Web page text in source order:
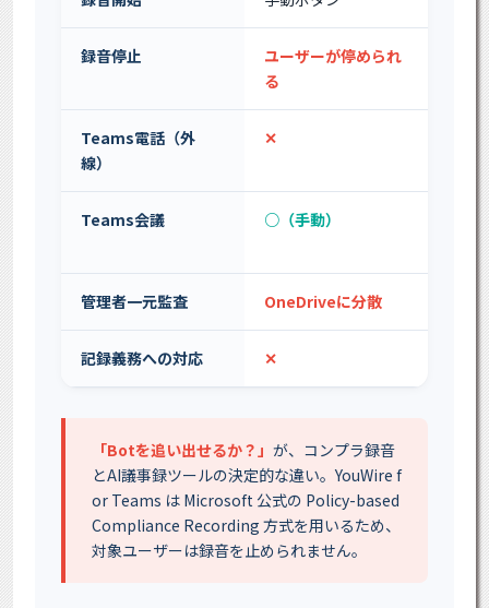
録音停止
ユーザーが停められ
る
Teams電話（外
線）
✕ ✕
Teams会議 ○（手動）
○
み）
管理者一元監査 OneDriveに分散
記録義務への対応 ✕
「Botを追い出せるか？」 が、コンプラ録音
とAI議事録ツールの決定的な違い。YouWire f
or Teams は Microsoft 公式の Policy-based
Compliance Recording 方式を用いるため、
対象ユーザーは録音を止められません。